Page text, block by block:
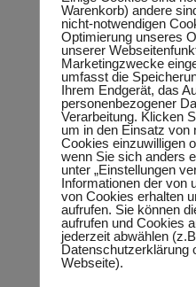
organisieren.
Bei der Integration der
Leitbild „Stadt am Fluss“
Forums Silberhöhe, die
Wassertouristen, auf.
Weißen Elster in der
unterhalb der
spricht gegen einen
Waldstadt Silberhöhe“,
Halle.
Mit Blick auf das geplante
Halleschen FC am Bertold-
Silberhöhe an die Stadt
zuzulassen. „Der HFC hat
Projekt darf aber keine
lizensiertes
Frauenmannschaften ist
Aufstieg in die 2.
abschließend.
Warenkorb) andere
nicht-notwendigen
Optimierung unseres
unserer
Marketingzwecke
umfasst die
Ihrem Endgerät, das
personenbezogener
Verarbeitung. Klicken
um in den Einsatz von
Cookies einzuwilligen
wenn Sie sich anders
unter „Einstellungen
Informationen der von
von Cookies erhalten
aufrufen. Sie können
aufrufen und Cookies
jederzeit abwählen
Datenschutzerklärung
Webseite).